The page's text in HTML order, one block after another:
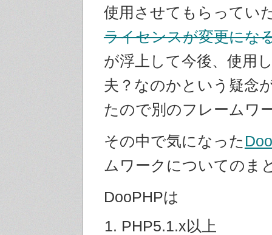
使用させてもらってい
ライセンスが変更にな
が浮上して今後、使用
夫？なのかという疑念
たので別のフレームワ
その中で気になった
ムワークについてのま
DooPHPは
PHP5.1.x以上